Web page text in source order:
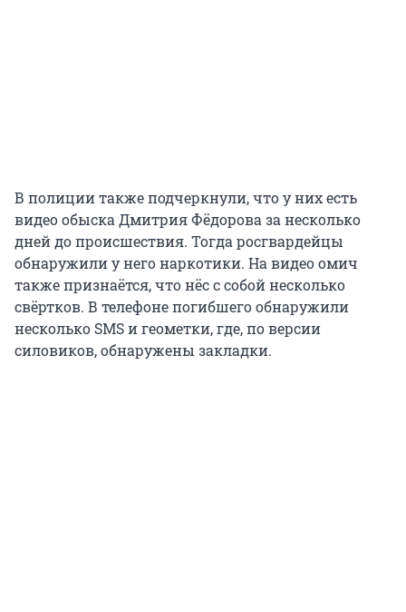
В полиции также подчеркнули, что у них есть
видео обыска Дмитрия Фёдорова за несколько
дней до происшествия. Тогда росгвардейцы
обнаружили у него наркотики. На видео омич
также признаётся, что нёс с собой несколько
свёртков. В телефоне погибшего обнаружили
несколько SMS и геометки, где, по версии
силовиков, обнаружены закладки.